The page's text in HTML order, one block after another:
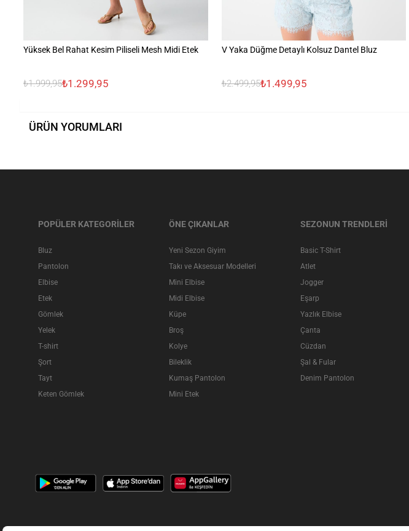
Yüksek Bel Rahat Kesim Piliseli Mesh Midi Etek
₺1.999,95₺1.299,95
V Yaka Düğme Detaylı Kolsuz Dantel Bluz
₺2.499,95₺1.499,95
ÜRÜN YORUMLARI
POPÜLER KATEGORİLER
Bluz
Pantolon
Elbise
Etek
Gömlek
Yelek
T-shirt
Şort
Tayt
Keten Gömlek
ÖNE ÇIKANLAR
Yeni Sezon Giyim
Takı ve Aksesuar Modelleri
Mini Elbise
Midi Elbise
Küpe
Broş
Kolye
Bileklik
Kumaş Pantolon
Mini Etek
SEZONUN TRENDLERİ
Basic T-Shirt
Atlet
Jogger
Eşarp
Yazlık Elbise
Çanta
Cüzdan
Şal & Fular
Denim Pantolon